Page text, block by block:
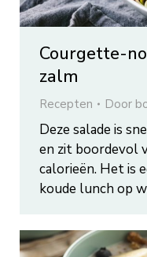
Courgette-
zalm
Recepten Door
Deze salade is
en zit boordevol
calorieën. Het is
koude lunch op